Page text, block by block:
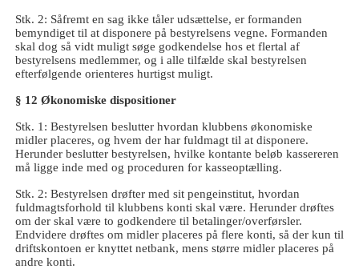
Stk. 2: Såfremt en sag ikke tåler udsættelse, er formanden
bemyndiget til at disponere på bestyrelsens vegne. Formanden
skal dog så vidt muligt søge godkendelse hos et flertal af
bestyrelsens medlemmer, og i alle tilfælde skal bestyrelsen
efterfølgende orienteres hurtigst muligt.
§ 12 Økonomiske dispositioner
Stk. 1: Bestyrelsen beslutter hvordan klubbens økonomiske
midler placeres, og hvem der har fuldmagt til at disponere.
Herunder beslutter bestyrelsen, hvilke kontante beløb kassereren
må ligge inde med og proceduren for kasseoptælling.
Stk. 2: Bestyrelsen drøfter med sit pengeinstitut, hvordan
fuldmagtsforhold til klubbens konti skal være. Herunder drøftes
om der skal være to godkendere til betalinger/overførsler.
Endvidere drøftes om midler placeres på flere konti, så der kun til
driftskontoen er knyttet netbank, mens større midler placeres på
andre konti.